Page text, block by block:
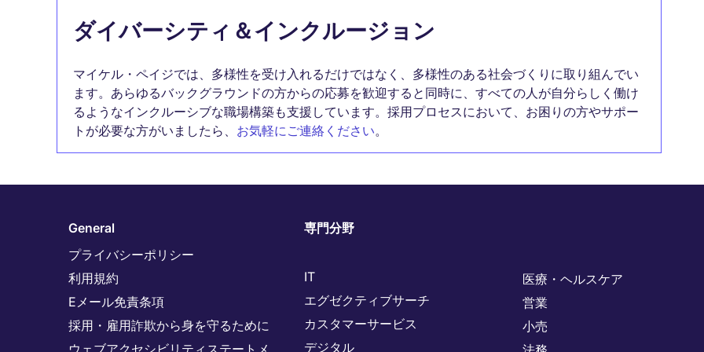
ダイバーシティ＆インクルージョン
マイケル・ペイジでは、多様性を受け入れるだけではなく、多様性のある社会づくりに取り組んでい
ます。あらゆるバックグラウンドの方からの応募を歓迎すると同時に、すべての人が自分らしく働け
るようなインクルーシブな職場構築も支援しています。採用プロセスにおいて、お困りの方やサポー
トが必要な方がいましたら、 お気軽にご連絡ください。
General
プライバシーポリシー
利用規約
Eメール免責条項
採用・雇用詐欺から身を守るために
ウェブアクセシビリティステートメ
専門分野
IT
エグゼクティブサーチ
カスタマーサービス
デジタル
医療・ヘルスケア
営業
小売